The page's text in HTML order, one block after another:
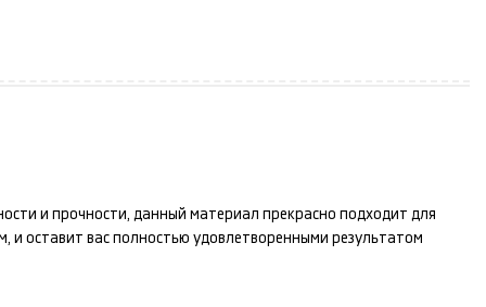
и прочности, данный материал прекрасно подходит для
и оставит вас полностью удовлетворенными результатом